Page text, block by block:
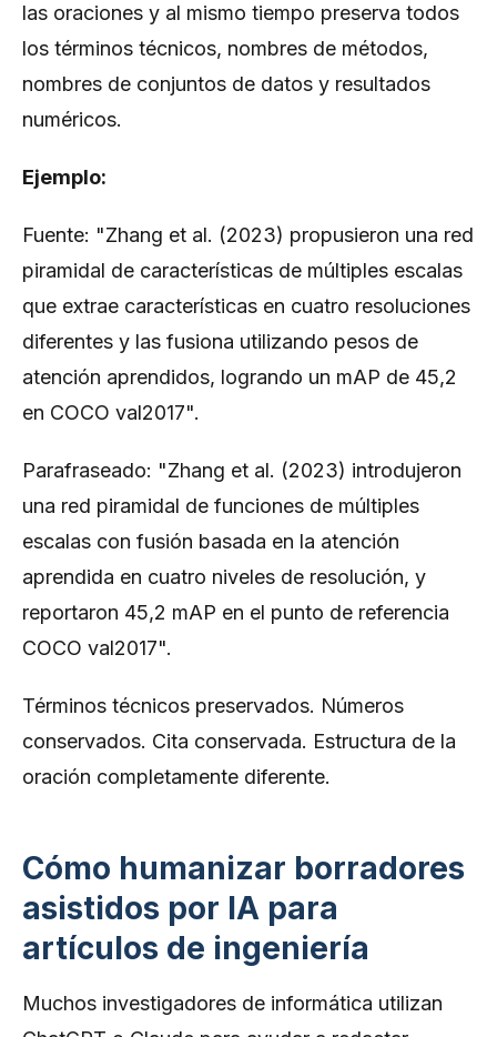
las oraciones y al mismo tiempo preserva todos
los términos técnicos, nombres de métodos,
nombres de conjuntos de datos y resultados
numéricos.
Ejemplo:
Fuente: "Zhang et al. (2023) propusieron una red
piramidal de características de múltiples escalas
que extrae características en cuatro resoluciones
diferentes y las fusiona utilizando pesos de
atención aprendidos, logrando un mAP de 45,2
en COCO val2017".
Parafraseado: "Zhang et al. (2023) introdujeron
una red piramidal de funciones de múltiples
escalas con fusión basada en la atención
aprendida en cuatro niveles de resolución, y
reportaron 45,2 mAP en el punto de referencia
COCO val2017".
Términos técnicos preservados. Números
conservados. Cita conservada. Estructura de la
oración completamente diferente.
Cómo humanizar borradores
asistidos por IA para
artículos de ingeniería
Muchos investigadores de informática utilizan